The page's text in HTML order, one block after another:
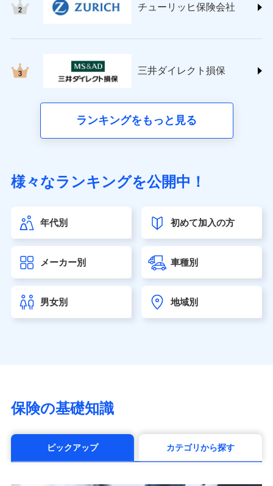
(https://www.nisshinfire.co.jp/)
(https://www.petfamilyins.co.jp/)
ins.com/)
三井ダイレクト損害保険株式会社
（https://www.sonylife.co.jp）
第一ネオ生命保険株式会社（https://neofirst.co.jp/）
大樹生命保険株式会社（https://www.taiju-life.co.jp）
seimei.co.jp）
チューリッヒ生命保険株式会社
東京海上日動あんしん生命保険株式会社
（https://www.tmn-anshin.co.jp/）
マニュライフ生命保険株式会社
（https://www.manulife.co.jp/）
（https://www.msa-life.co.jp/）
メットライフ生命株式会社(https://www.metlife.co.jp/)
チューリッヒ保険会社
三井ダイレクト損保
ランキングをもっと見る
様々なランキングを公開中！
年代別 初めて加入の方
メーカー別 車種別
男女別 地域別
保険の基礎知識
ピックアップ カテゴリから探す